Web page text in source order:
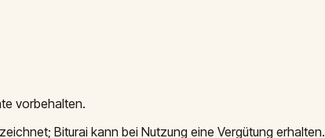
vorbehalten.
Biturai kann bei Nutzung eine Vergütung erhalten.